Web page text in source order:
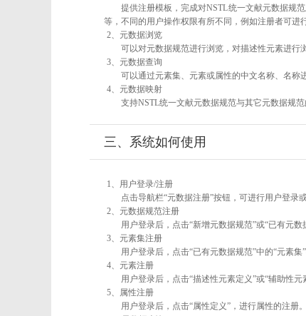
提供注册模板，完成对NSTL统一文献元数据规
等，不同的用户操作权限有所不同，例如注册者可进
2、元数据浏览
可以对元数据规范进行浏览，对描述性元素进行
3、元数据查询
可以通过元素集、元素或属性的中文名称、名称
4、元数据映射
支持NSTL统一文献元数据规范与其它元数据规
三、系统如何使用
1、用户登录/注册
点击导航栏“元数据注册”按钮，可进行用户登录
2、元数据规范注册
用户登录后，点击“新增元数据规范”或“已有元
3、元素集注册
用户登录后，点击“已有元数据规范”中的“元素集
4、元素注册
用户登录后，点击“描述性元素定义”或“辅助性元
5、属性注册
用户登录后，点击“属性定义”，进行属性的注册。